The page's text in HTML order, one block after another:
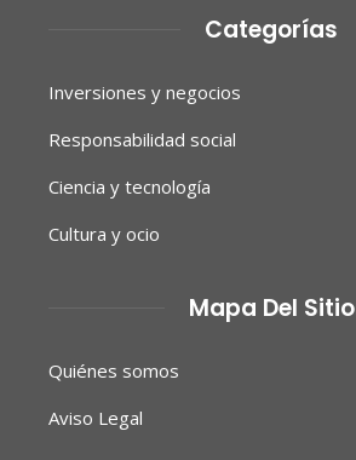
Categorías
Inversiones y negocios
Responsabilidad social
Ciencia y tecnología
Cultura y ocio
Mapa Del Sitio
Quiénes somos
Aviso Legal